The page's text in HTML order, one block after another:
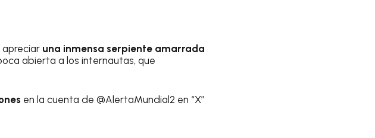
apreciar una inmensa serpiente amarrada
abierta a los internautas, que
en la cuenta de @AlertaMundial2 en “X”